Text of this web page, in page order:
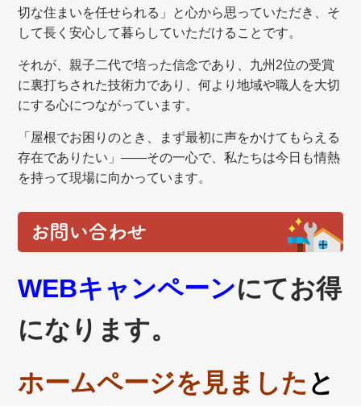
切な住まいを任せられる」と心から思っていただき、そ
して長く安心して暮らしていただけることです。
それが、親子二代で培った信念であり、九州2位の受賞
に裏打ちされた技術力であり、何より地域や職人を大切
にする心につながっています。
「屋根でお困りのとき、まず最初に声をかけてもらえる
存在でありたい」——その一心で、私たちは今日も情熱
を持って現場に向かっています。
お問い合わせ
WEBキャンペーンにてお得
になります。
ホームページを見ました と